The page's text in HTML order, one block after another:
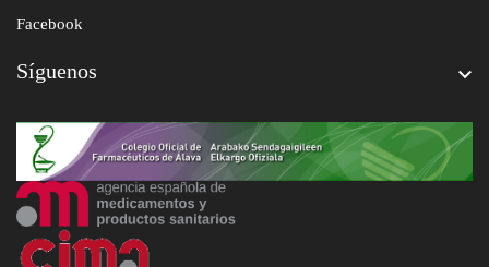
Facebook
Síguenos 